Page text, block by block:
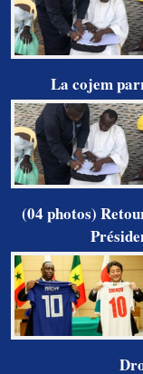
La cojem
(04 photos)